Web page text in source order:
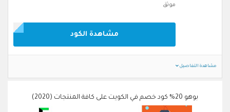
موثق
مشاهدة الكود
مشاهدة التفاصيل
بوهو 20% كود خصم في الكويت على كافة المنتجات (2020)